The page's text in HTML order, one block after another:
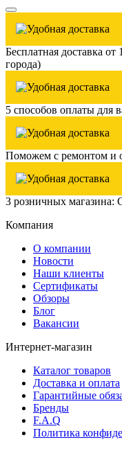
Бесплатная доставка
города)
5 способов оплаты для
Поможем с ремонтом и
3 розничных магазина:
Компания
О компании
Новости
Наши клиенты
Сертификаты
Обзоры
Блог
Вакансии
Интернет-магазин
Каталог товаров
Доставка и оплата
Гарантийные
Бренды
F.A.Q
Политика